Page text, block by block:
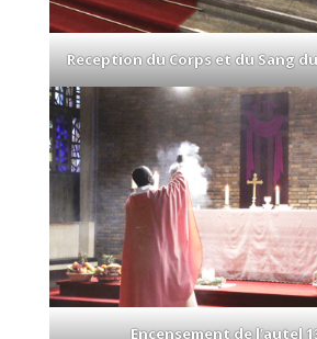
Reception du Corps et du Sang
Encensement de l’autel